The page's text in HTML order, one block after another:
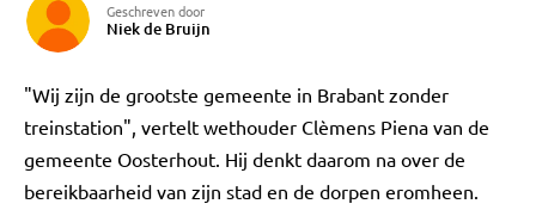
Geschreven door
Niek de Bruijn
"Wij zijn de grootste gemeente in Brabant zonder
treinstation", vertelt wethouder Clèmens Piena van de
gemeente Oosterhout. Hij denkt daarom na over de
bereikbaarheid van zijn stad en de dorpen eromheen.